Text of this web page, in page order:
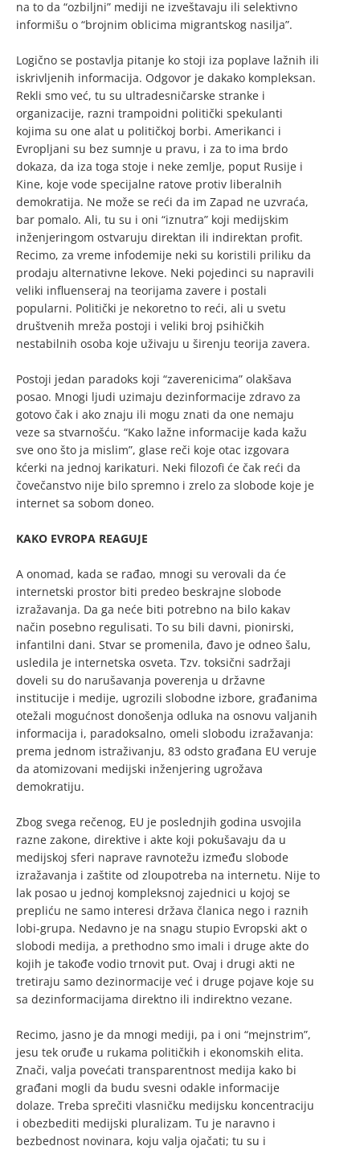
na to da “ozbiljni” mediji ne izveštavaju ili selektivno
informišu o “brojnim oblicima migrantskog nasilja”.
Logično se postavlja pitanje ko stoji iza poplave lažnih ili
iskrivljenih informacija. Odgovor je dakako kompleksan.
Rekli smo već, tu su ultradesničarske stranke i
organizacije, razni trampoidni politički spekulanti
kojima su one alat u političkoj borbi. Amerikanci i
Evropljani su bez sumnje u pravu, i za to ima brdo
dokaza, da iza toga stoje i neke zemlje, poput Rusije i
Kine, koje vode specijalne ratove protiv liberalnih
demokratija. Ne može se reći da im Zapad ne uzvraća,
bar pomalo. Ali, tu su i oni “iznutra” koji medijskim
inženjeringom ostvaruju direktan ili indirektan profit.
Recimo, za vreme infodemije neki su koristili priliku da
prodaju alternativne lekove. Neki pojedinci su napravili
veliki influenseraj na teorijama zavere i postali
popularni. Politički je nekoretno to reći, ali u svetu
društvenih mreža postoji i veliki broj psihičkih
nestabilnih osoba koje uživaju u širenju teorija zavera.
Postoji jedan paradoks koji “zaverenicima” olakšava
posao. Mnogi ljudi uzimaju dezinformacije zdravo za
gotovo čak i ako znaju ili mogu znati da one nemaju
veze sa stvarnošću. “Kako lažne informacije kada kažu
sve ono što ja mislim”, glase reči koje otac izgovara
kćerki na jednoj karikaturi. Neki filozofi će čak reći da
čovečanstvo nije bilo spremno i zrelo za slobode koje je
internet sa sobom doneo.
KAKO EVROPA REAGUJE
A onomad, kada se rađao, mnogi su verovali da će
internetski prostor biti predeo beskrajne slobode
izražavanja. Da ga neće biti potrebno na bilo kakav
način posebno regulisati. To su bili davni, pionirski,
infantilni dani. Stvar se promenila, đavo je odneo šalu,
usledila je internetska osveta. Tzv. toksični sadržaji
doveli su do narušavanja poverenja u državne
institucije i medije, ugrozili slobodne izbore, građanima
otežali mogućnost donošenja odluka na osnovu valjanih
informacija i, paradoksalno, omeli slobodu izražavanja:
prema jednom istraživanju, 83 odsto građana EU veruje
da atomizovani medijski inženjering ugrožava
demokratiju.
Zbog svega rečenog, EU je poslednjih godina usvojila
razne zakone, direktive i akte koji pokušavaju da u
medijskoj sferi naprave ravnotežu između slobode
izražavanja i zaštite od zloupotreba na internetu. Nije to
lak posao u jednoj kompleksnoj zajednici u kojoj se
prepliću ne samo interesi država članica nego i raznih
lobi-grupa. Nedavno je na snagu stupio Evropski akt o
slobodi medija, a prethodno smo imali i druge akte do
kojih je takođe vodio trnovit put. Ovaj i drugi akti ne
tretiraju samo dezinormacije već i druge pojave koje su
sa dezinformacijama direktno ili indirektno vezane.
Recimo, jasno je da mnogi mediji, pa i oni “mejnstrim”,
jesu tek oruđe u rukama političkih i ekonomskih elita.
Znači, valja povećati transparentnost medija kako bi
građani mogli da budu svesni odakle informacije
dolaze. Treba sprečiti vlasničku medijsku koncentraciju
i obezbediti medijski pluralizam. Tu je naravno i
bezbednost novinara, koju valja ojačati; tu su i